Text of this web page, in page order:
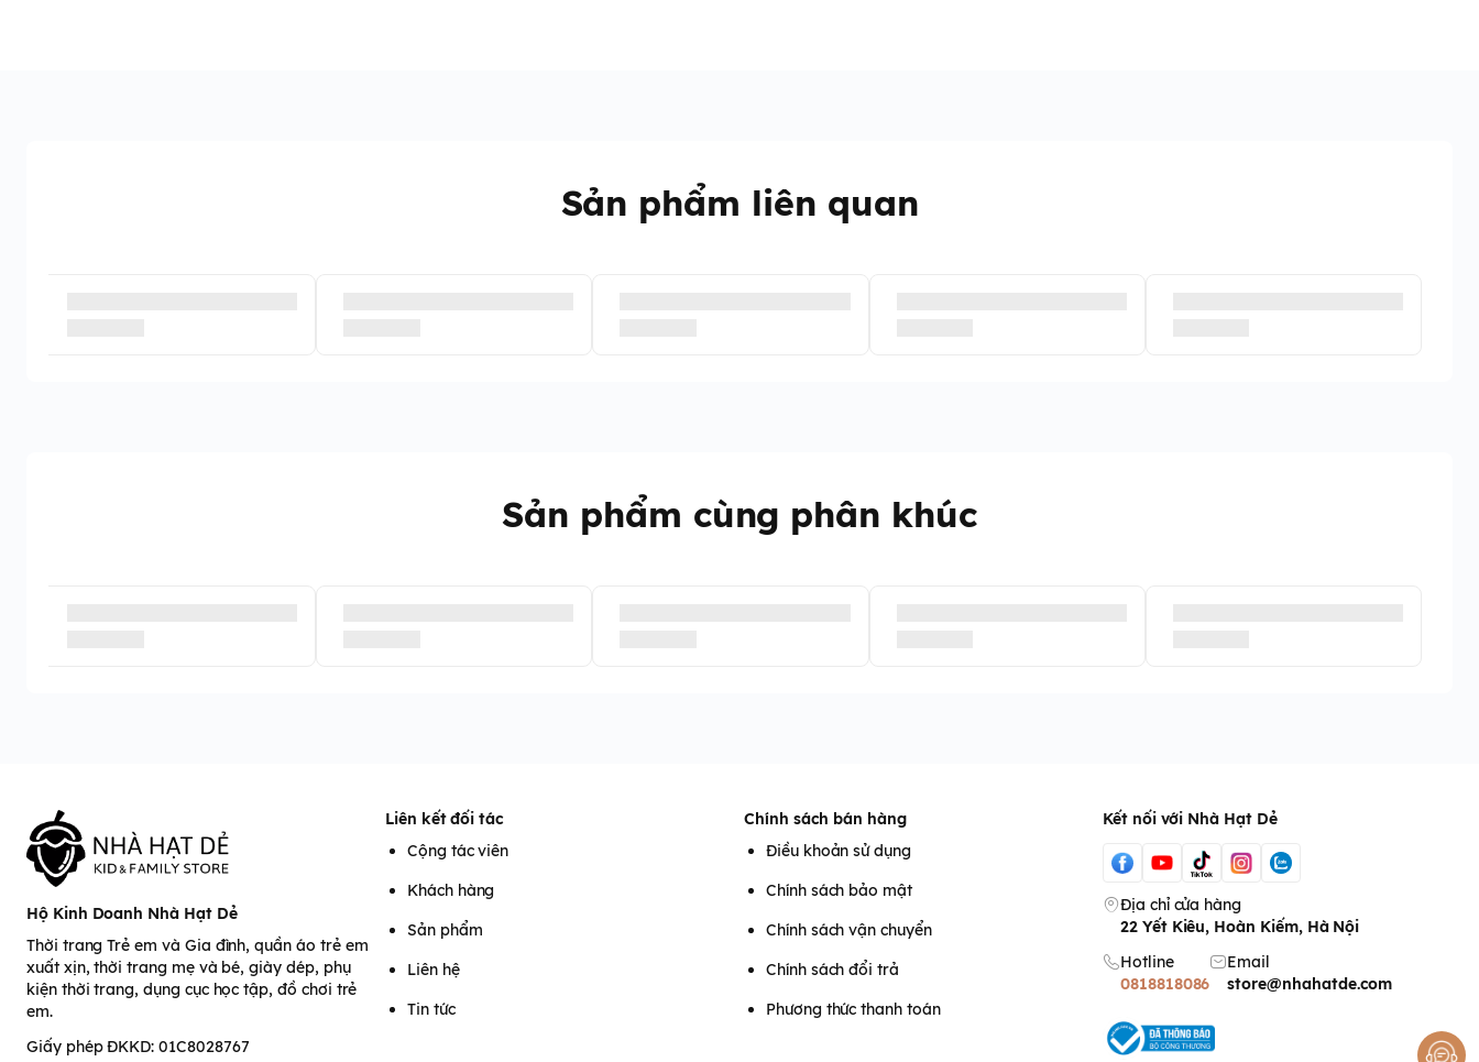
Sản phẩm liên quan
Sản phẩm cùng phân khúc
Hộ Kinh Doanh Nhà Hạt Dẻ
Thời trang Trẻ em và Gia đình, quần áo trẻ em
xuất xịn, thời trang mẹ và bé, giày dép, phụ
kiện thời trang, dụng cục học tập, đồ chơi trẻ
em.
Giấy phép ĐKKD: 01C8028767
Liên kết đối tác
Cộng tác viên
Khách hàng
Sản phẩm
Liên hệ
Tin tức
Chính sách bán hàng
Điều khoản sử dụng
Chính sách bảo mật
Chính sách vận chuyển
Chính sách đổi trả
Phương thức thanh toán
Kết nối với Nhà Hạt Dẻ
Địa chỉ cửa hàng
22 Yết Kiêu, Hoàn Kiếm, Hà Nội
Hotline
0818818086
Email
store@nhahatde.com